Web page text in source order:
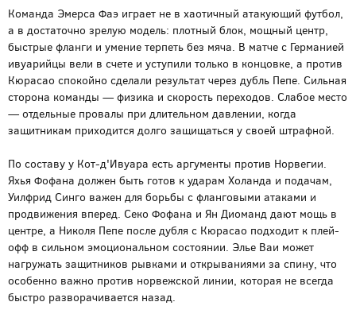
Команда Эмерса Фаэ играет не в хаотичный атакующий футбол,
а в достаточно зрелую модель: плотный блок, мощный центр,
быстрые фланги и умение терпеть без мяча. В матче с Германией
ивуарийцы вели в счете и уступили только в концовке, а против
Кюрасао спокойно сделали результат через дубль Пепе. Сильная
сторона команды — физика и скорость переходов. Слабое место
— отдельные провалы при длительном давлении, когда
защитникам приходится долго защищаться у своей штрафной.
По составу у Кот-д'Ивуара есть аргументы против Норвегии.
Яхья Фофана должен быть готов к ударам Холанда и подачам,
Уилфрид Синго важен для борьбы с фланговыми атаками и
продвижения вперед. Секо Фофана и Ян Диоманд дают мощь в
центре, а Николя Пепе после дубля с Кюрасао подходит к плей-
офф в сильном эмоциональном состоянии. Элье Ваи может
нагружать защитников рывками и открываниями за спину, что
особенно важно против норвежской линии, которая не всегда
быстро разворачивается назад.